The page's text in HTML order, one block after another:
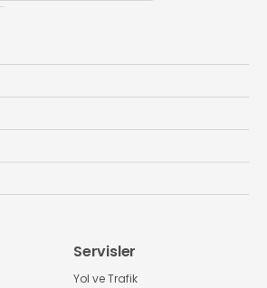
Servisler
Yol ve Trafik